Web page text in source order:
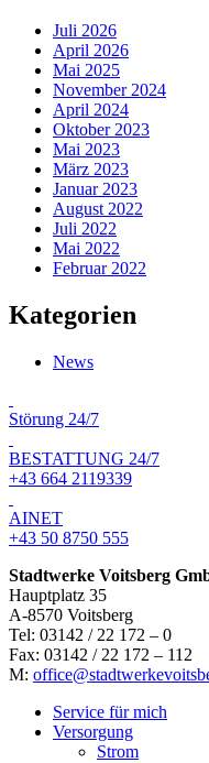
Juli 2026
April 2026
Mai 2025
November 2024
April 2024
Oktober 2023
Mai 2023
März 2023
Januar 2023
August 2022
Juli 2022
Mai 2022
Februar 2022
Kategorien
News
Störung 24/7
BESTATTUNG 24/7
+43 664 2119339
AINET
+43 50 8750 555
Stadtwerke Voitsberg
Hauptplatz 35
A-8570 Voitsberg
Tel: 03142 / 22 172 – 0
Fax: 03142 / 22 172 – 112
M:
Service für mich
Versorgung
Strom